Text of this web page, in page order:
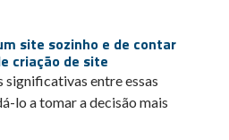
site sozinho e de contar
criação de site
significativas entre essas
lo a tomar a decisão mais